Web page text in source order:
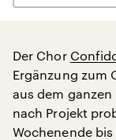
Der Chor
Ergänzung zum
aus dem
nach Projekt
Wochenende